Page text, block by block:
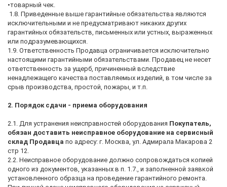
•товарный чек.
1.8. Приведенные выше гарантийные обязательства являются
исключительными и не предусматривают никаких других
гарантийных обязательств, письменных или устных, выраженных
или подразумевающихся.
1.9. Ответственность Продавца ограничивается исключительно
настоящими гарантийными обязательствами. Продавец не несет
ответственность за ущерб, причиненный вследствие
ненадлежащего качества поставляемых изделий, в том числе за
срыв производства, простой, пожары, и т.п.
2. Порядок сдачи - приема оборудования
2.1. Для устранения неисправностей оборудования Покупатель,
обязан доставить неисправное оборудование на сервисный
склад Продавца по адресу: г. Москва, ул. Адмирала Макарова 2
стр 12.
2.2. Неисправное оборудование должно сопровождаться копией
одного из документов, указанных в п. 1.7., и заполненной заявкой
установленного образца на проведение гарантийного ремонта.